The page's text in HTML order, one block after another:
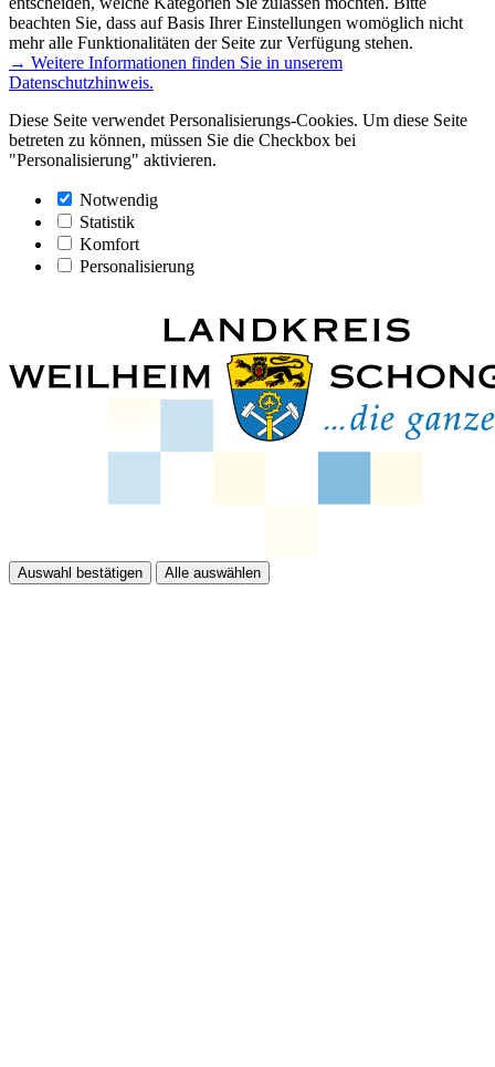
beachten Sie, dass auf Basis Ihrer Einstellungen womöglich nicht
mehr alle Funktionalitäten der Seite zur Verfügung stehen.
→ Weitere Informationen finden Sie in unserem
Datenschutzhinweis.
Diese Seite verwendet Personalisierungs-Cookies. Um diese Seite
betreten zu können, müssen Sie die Checkbox bei
"Personalisierung" aktivieren.
Notwendig
Statistik
Komfort
Personalisierung
Auswahl bestätigen Alle auswählen